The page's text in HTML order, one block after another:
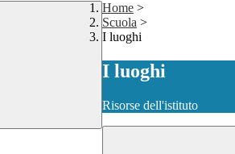
Home >
Scuola >
I luoghi
I luoghi
Risorse dell'istituto